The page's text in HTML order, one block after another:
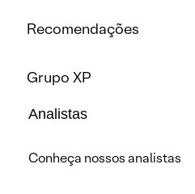
Recomendações
Grupo XP
Analistas
Conheça nossos analistas